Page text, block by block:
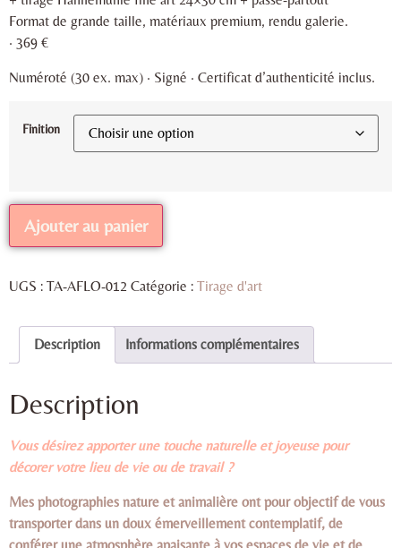
Format de grande taille, matériaux premium, rendu galerie.
· 369 €
Numéroté (30 ex. max) · Signé · Certificat d’authenticité inclus.
Finition
Ajouter au panier
UGS : TA-AFLO-012 Catégorie : Tirage d'art
Description Informations complémentaires
Description
Vous désirez apporter une touche naturelle et joyeuse pour
décorer votre lieu de vie ou de travail ?
Mes photographies nature et animalière ont pour objectif de vous
transporter dans un doux émerveillement contemplatif, de
conférer une atmosphère apaisante à vos espaces de vie et de